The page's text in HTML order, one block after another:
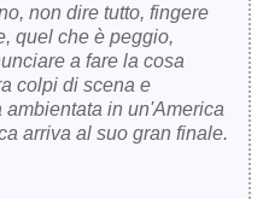
non dire tutto, fingere
quel che è peggio,
a fare la cosa
colpi di scena e
in un'America
arriva al suo gran finale.